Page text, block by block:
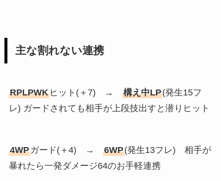
主な割れない連携
RPLPWKヒット(＋7) → 構え中LP(発生15フ
レ) ガードされても相手が上段技出すと潜りヒット
4WPガード(＋4) → 6WP(発生13フレ) 相手が
暴れたら一発ダメージ64のお手軽連携